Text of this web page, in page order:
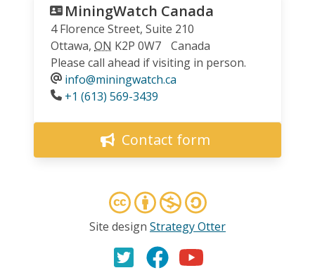
MiningWatch Canada
4 Florence Street, Suite 210
Ottawa, ON K2P 0W7
Canada
Please call ahead if visiting in person.
info@miningwatch.ca
Phone
+1 (613) 569-3439
Contact form
Site design Strategy Otter